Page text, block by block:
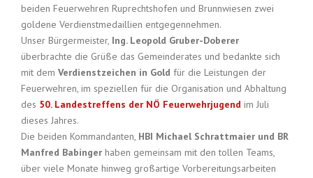
beiden Feuerwehren Ruprechtshofen und Brunnwiesen zwei
goldene Verdienstmedaillien entgegennehmen.
Unser Bürgermeister, Ing. Leopold Gruber-Doberer
überbrachte die Grüße das Gemeinderates und bedankte sich
mit dem Verdienstzeichen in Gold für die Leistungen der
Feuerwehren, im speziellen für die Organisation und Abhaltung
des 50. Landestreffens der NÖ Feuerwehrjugend im Juli
dieses Jahres.
Die beiden Kommandanten, HBI Michael Schrattmaier und BR
Manfred Babinger haben gemeinsam mit den tollen Teams,
über viele Monate hinweg großartige Vorbereitungsarbeiten